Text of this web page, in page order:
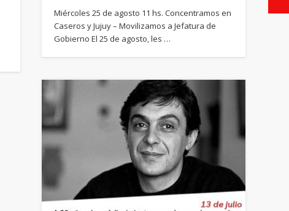
Miércoles 25 de agosto 11 hs. Concentramos en
Caseros y Jujuy – Movilizamos a Jefatura de
Gobierno El 25 de agosto, les …